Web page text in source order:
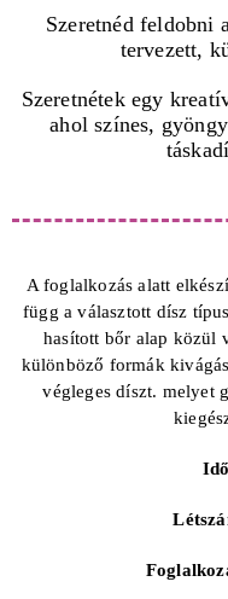
Szeretnéd feldobni
tervezett,
Szeretnétek egy
ahol színes,
A foglalkozás alatt
függ a választott dísz
hasított bőr alap közül
különböző formák
végleges díszt. melyet